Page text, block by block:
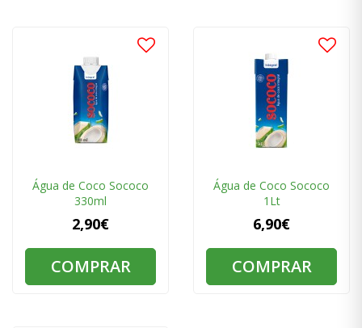
Água de Coco Sococo
330ml
2,90€
COMPRAR
Água de Coco Sococo
1Lt
6,90€
COMPRAR